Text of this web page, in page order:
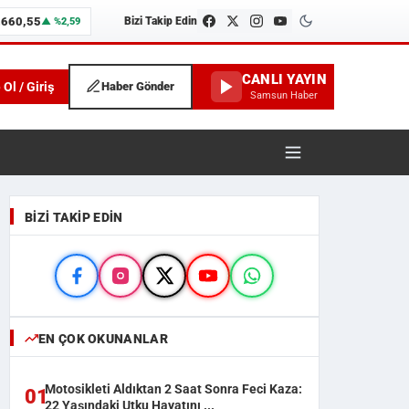
▲ %2,59 Bizi Takip Edin
Ol / Giriş Haber Gönder CANLI YAYIN
Samsun Haber
ve İlçe Haberleri
BIZI TAKIP EDIN
EN ÇOK OKUNANLAR
01Motosikleti Aldıktan 2 Saat Sonra Feci Kaza:
22 Yaşındaki Utku Hayatını ...